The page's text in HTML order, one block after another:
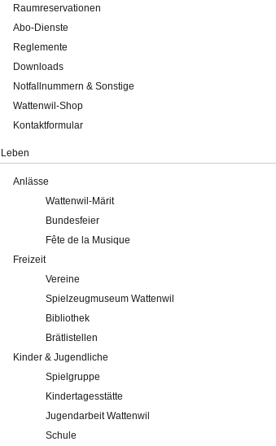
Raumreservationen
Abo-Dienste
Reglemente
Downloads
Notfallnummern & Sonstige
Wattenwil-Shop
Kontaktformular
Leben
Anlässe
Wattenwil-Märit
Bundesfeier
Fête de la Musique
Freizeit
Vereine
Spielzeugmuseum Wattenwil
Bibliothek
Brätlistellen
Kinder & Jugendliche
Spielgruppe
Kindertagesstätte
Jugendarbeit Wattenwil
Schule